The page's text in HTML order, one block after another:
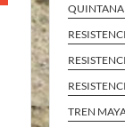
TREN